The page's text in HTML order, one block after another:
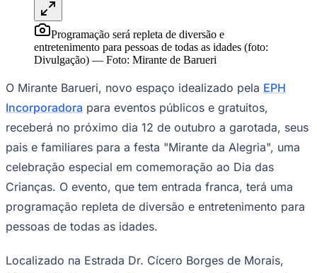
Sport